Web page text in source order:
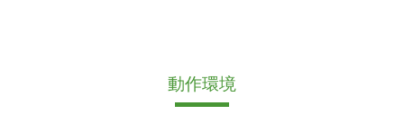
動作環境